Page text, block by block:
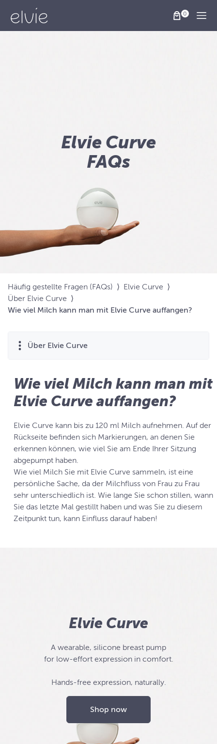
Elvie Curve
FAQs
Häufig gestellte Fragen (FAQs) ⟩ Elvie Curve ⟩
Über Elvie Curve ⟩
Wie viel Milch kann man mit Elvie Curve auffangen?
Über Elvie Curve
Wie viel Milch kann man mit
Elvie Curve auffangen?
Elvie Curve kann bis zu 120 ml Milch aufnehmen. Auf der
Rückseite befinden sich Markierungen, an denen Sie
erkennen können, wie viel Sie am Ende Ihrer Sitzung
abgepumpt haben.
Wie viel Milch Sie mit Elvie Curve sammeln, ist eine
persönliche Sache, da der Milchfluss von Frau zu Frau
sehr unterschiedlich ist. Wie lange Sie schon stillen, wann
Sie das letzte Mal gestillt haben und was Sie zu diesem
Zeitpunkt tun, kann Einfluss darauf haben!
Elvie Curve
A wearable, silicone breast pump
for low-effort expression in comfort.
Hands-free expression, naturally.
Shop now